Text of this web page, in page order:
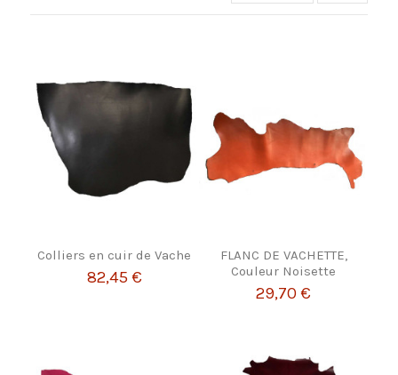
Colliers en cuir de Vache
82,45 €
FLANC DE VACHETTE,
Couleur Noisette
29,70 €